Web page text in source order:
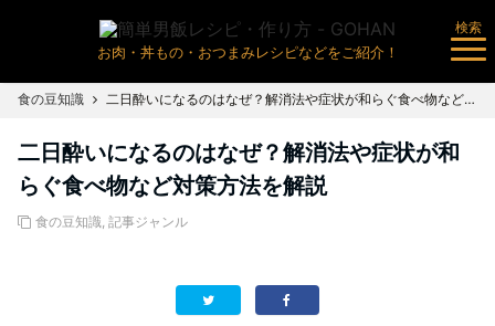
お肉・丼もの・おつまみレシピなどをご紹介！
検索
食の豆知識 二日酔いになるのはなぜ？解消法や症状が和らぐ食べ物など対策方法を解説
二日酔いになるのはなぜ？解消法や症状が和
らぐ食べ物など対策方法を解説
食の豆知識, 記事ジャンル